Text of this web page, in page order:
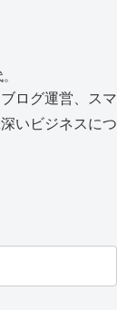
ログ運営、スマ
いビジネスにつ